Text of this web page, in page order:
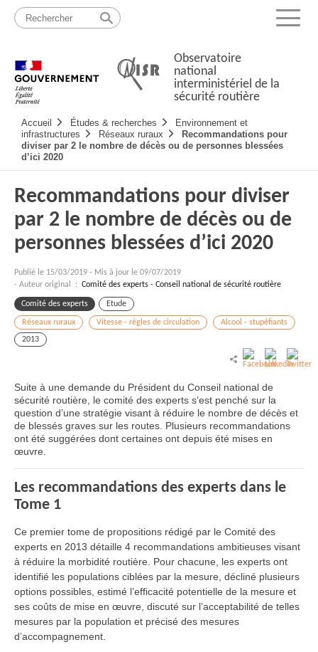
Passer
contenu
Menu
Observatoire
national
interministériel de la
sécurité routière
principale
Accueil Études & recherches
Environnement et
infrastructures
Réseaux ruraux
Recommandations pour
diviser par 2 le nombre de décès ou de personnes blessées
d’ici 2020
Recommandations pour diviser
par 2 le nombre de décès ou de
personnes blessées d’ici 2020
Publié le 15/03/2019 - Mis à jour le 09/07/2019
- Auteur original : Comité des experts - Conseil national de sécurité routière
Comité des experts Etude
Réseaux ruraux Vitesse - règles de circulation
Alcool - stupéfiants
2013
Suite à une demande du Président du Conseil national de
sécurité routière, le comité des experts s’est penché sur la
question d’une stratégie visant à réduire le nombre de décès et
de blessés graves sur les routes. Plusieurs recommandations
ont été suggérées dont certaines ont depuis été mises en
œuvre.
Les recommandations des experts dans le
Tome 1
Ce premier tome de propositions rédigé par le Comité des
experts en 2013 détaille 4 recommandations ambitieuses visant
à réduire la morbidité routière. Pour chacune, les experts ont
identifié les populations ciblées par la mesure, décliné plusieurs
options possibles, estimé l’efficacité potentielle de la mesure et
ses coûts de mise en œuvre, discuté sur l’acceptabilité de telles
mesures par la population et précisé des mesures
d’accompagnement.